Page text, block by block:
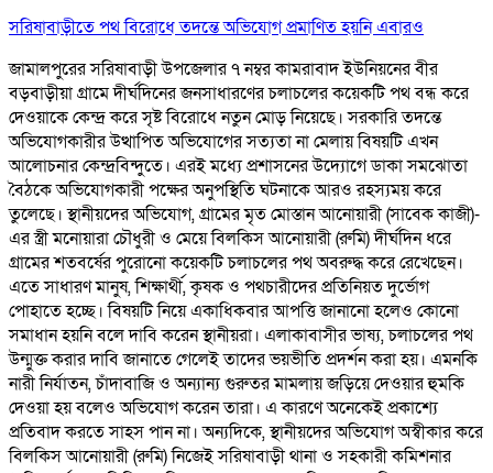
সরিষাবাড়ীতে পথ বিরোধে তদন্তে অভিযোগ প্রমাণিত হয়নি এবারও
জামালপুরের সরিষাবাড়ী উপজেলার ৭ নম্বর কামরাবাদ ইউনিয়নের বীর
বড়বাড়ীয়া গ্রামে দীর্ঘদিনের জনসাধারণের চলাচলের কয়েকটি পথ বন্ধ করে
দেওয়াকে কেন্দ্র করে সৃষ্ট বিরোধে নতুন মোড় নিয়েছে। সরকারি তদন্তে
অভিযোগকারীর উত্থাপিত অভিযোগের সত্যতা না মেলায় বিষয়টি এখন
আলোচনার কেন্দ্রবিন্দুতে। এরই মধ্যে প্রশাসনের উদ্যোগে ডাকা সমঝোতা
বৈঠকে অভিযোগকারী পক্ষের অনুপস্থিতি ঘটনাকে আরও রহস্যময় করে
তুলেছে। স্থানীয়দের অভিযোগ, গ্রামের মৃত মোস্তান আনোয়ারী (সাবেক কাজী)-
এর স্ত্রী মনোয়ারা চৌধুরী ও মেয়ে বিলকিস আনোয়ারী (রুমি) দীর্ঘদিন ধরে
গ্রামের শতবর্ষের পুরোনো কয়েকটি চলাচলের পথ অবরুদ্ধ করে রেখেছেন।
এতে সাধারণ মানুষ, শিক্ষার্থী, কৃষক ও পথচারীদের প্রতিনিয়ত দুর্ভোগ
পোহাতে হচ্ছে। বিষয়টি নিয়ে একাধিকবার আপত্তি জানানো হলেও কোনো
সমাধান হয়নি বলে দাবি করেন স্থানীয়রা। এলাকাবাসীর ভাষ্য, চলাচলের পথ
উন্মুক্ত করার দাবি জানাতে গেলেই তাদের ভয়ভীতি প্রদর্শন করা হয়। এমনকি
নারী নির্যাতন, চাঁদাবাজি ও অন্যান্য গুরুতর মামলায় জড়িয়ে দেওয়ার হুমকি
দেওয়া হয় বলেও অভিযোগ করেন তারা। এ কারণে অনেকেই প্রকাশ্যে
প্রতিবাদ করতে সাহস পান না। অন্যদিকে, স্থানীয়দের অভিযোগ অস্বীকার করে
বিলকিস আনোয়ারী (রুমি) নিজেই সরিষাবাড়ী থানা ও সহকারী কমিশনার